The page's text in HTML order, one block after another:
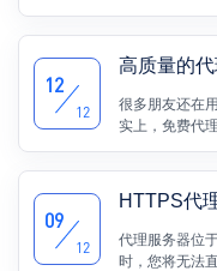
您需要构建一
代理上。本文
12
12
很多朋友还在
实上，免费代
本。高效这个
试。他抓取了
有108人IP可
工作任务真的
09
12
HTTPS代
代理服务器位
时，您将无法